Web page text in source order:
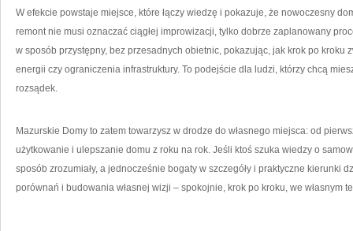
W efekcie powstaje miejsce, które łączy wiedzę i pokazuje, że nowoczesny
remont nie musi oznaczać ciągłej improwizacji, tylko dobrze zaplanowany
w sposób przystępny, bez przesadnych obietnic, pokazując, jak krok po kroku
energii czy ograniczenia infrastruktury. To podejście dla ludzi, którzy chcą
rozsądek.
Mazurskie Domy to zatem towarzysz w drodze do własnego miejsca: od
użytkowanie i ulepszanie domu z roku na rok. Jeśli ktoś szuka wiedzy o
sposób zrozumiały, a jednocześnie bogaty w szczegóły i praktyczne kierunki
porównań i budowania własnej wizji – spokojnie, krok po kroku, we własnym